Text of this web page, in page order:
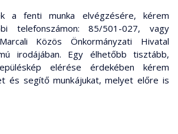
a fenti munka elvégzésére, kérem
telefonszámon: 85/501-027, vagy
Közös Önkormányzati Hivatal
irodájában. Egy élhetőbb tisztább,
elérése érdekében kérem
és segítő munkájukat, melyet előre is